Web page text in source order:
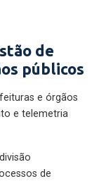
de
públicos
e órgãos
e telemetria
de